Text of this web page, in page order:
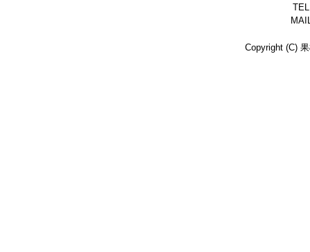
Copyright (C)